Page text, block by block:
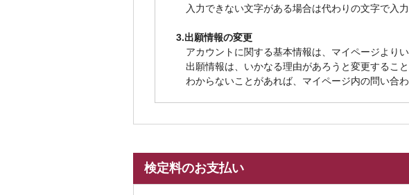
入力できない文字がある場合は代わりの文字で入力
3.出願情報の変更
アカウントに関する基本情報は、マイページより
出願情報は、いかなる理由があろうと変更するこ
わからないことがあれば、マイページ内の問い合
検定料のお支払い